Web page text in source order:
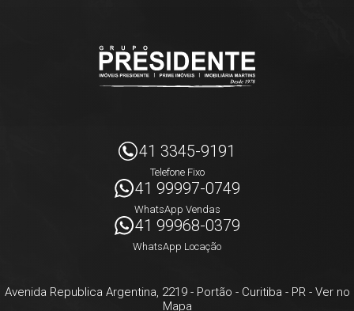
41 3345-9191
Telefone Fixo
41 99997-0749
WhatsApp Vendas
41 99968-0379
WhatsApp Locação
Avenida Republica Argentina, 2219- Portão - Curitiba - PR- Ver no
Mapa